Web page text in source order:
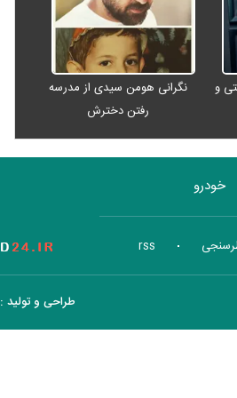
و
نگرانی هومن سیدی از مدرسه
رفتن دخترش
خودرو
تاریخ اقتصادrss
طراحی و تولید :